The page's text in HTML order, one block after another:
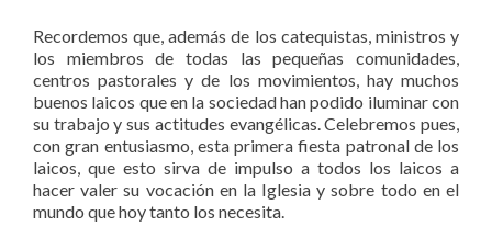
Recordemos que, además de los catequistas, ministros y
los miembros de todas las pequeñas comunidades,
centros pastorales y de los movimientos, hay muchos
buenos laicos que en la sociedad han podido iluminar con
su trabajo y sus actitudes evangélicas. Celebremos pues,
con gran entusiasmo, esta primera fiesta patronal de los
laicos, que esto sirva de impulso a todos los laicos a
hacer valer su vocación en la Iglesia y sobre todo en el
mundo que hoy tanto los necesita.